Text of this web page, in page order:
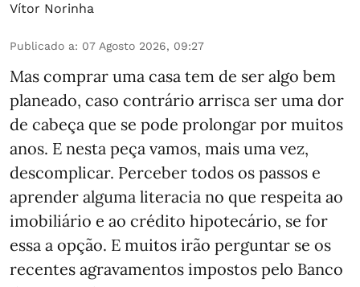
Vítor Norinha
Publicado a: 07 Agosto 2026, 09:27
Mas comprar uma casa tem de ser algo bem
planeado, caso contrário arrisca ser uma dor
de cabeça que se pode prolongar por muitos
anos. E nesta peça vamos, mais uma vez,
descomplicar. Perceber todos os passos e
aprender alguma literacia no que respeita ao
imobiliário e ao crédito hipotecário, se for
essa a opção. E muitos irão perguntar se os
recentes agravamentos impostos pelo Banco